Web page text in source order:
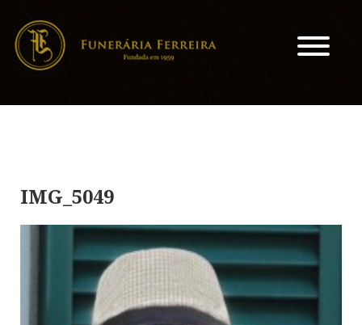
IMG_5049